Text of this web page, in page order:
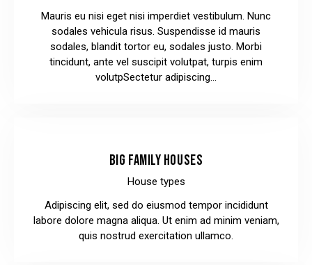
Mauris eu nisi eget nisi imperdiet vestibulum. Nunc
sodales vehicula risus. Suspendisse id mauris
sodales, blandit tortor eu, sodales justo. Morbi
tincidunt, ante vel suscipit volutpat, turpis enim
volutpSectetur adipiscing…
BIG FAMILY HOUSES
House types
Adipiscing elit, sed do eiusmod tempor incididunt
labore dolore magna aliqua. Ut enim ad minim veniam,
quis nostrud exercitation ullamco.